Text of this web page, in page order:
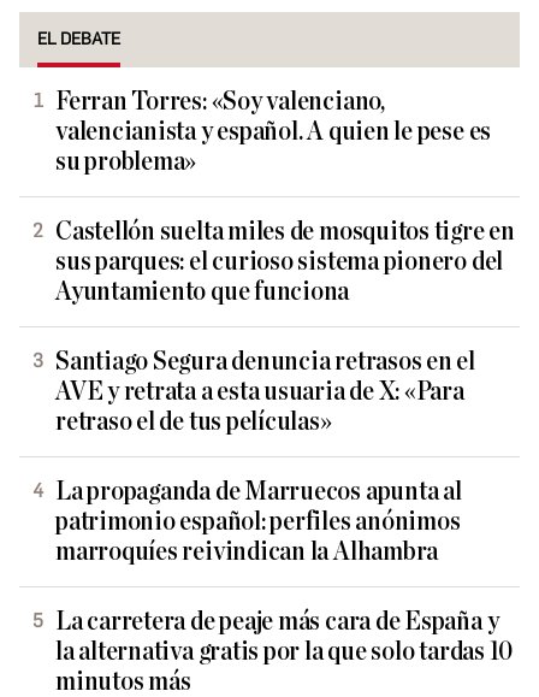
EL DEBATE
Ferran Torres: «Soy valenciano,
valencianista y español. A quien le pese es
su problema»
Castellón suelta miles de mosquitos tigre en
sus parques: el curioso sistema pionero del
Ayuntamiento que funciona
Santiago Segura denuncia retrasos en el
AVE y retrata a esta usuaria de X: «Para
retraso el de tus películas»
La propaganda de Marruecos apunta al
patrimonio español: perfiles anónimos
marroquíes reivindican la Alhambra
La carretera de peaje más cara de España y
la alternativa gratis por la que solo tardas 10
minutos más